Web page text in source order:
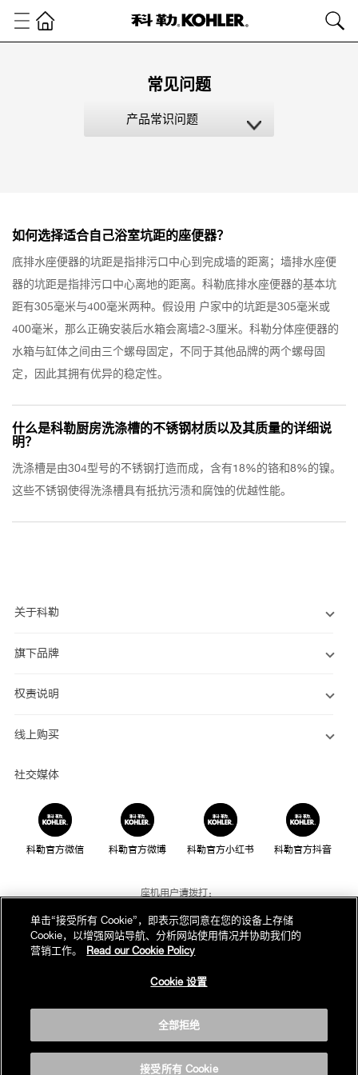
常见问题
产品常识问题
如何选择适合自己浴室坑距的座便器？
底排水座便器的坑距是指排污口中心到完成墙的距离；墙排水座便
器的坑距是指排污口中心离地的距离。科勒底排水座便器的基本坑
距有305毫米与400毫米两种。假设用 户家中的坑距是305毫米或
400毫米，那么正确安装后水箱会离墙2-3厘米。科勒分体座便器的
水箱与缸体之间由三个螺母固定，不同于其他品牌的两个螺母固
定，因此其拥有优异的稳定性。
什么是科勒厨房洗涤槽的不锈钢材质以及其质量的详细说
明？
洗涤槽是由304型号的不锈钢打造而成，含有18%的铬和8%的镍。
这些不锈钢使得洗涤槽具有抵抗污渍和腐蚀的优越性能。
关于科勒
旗下品牌
权责说明
线上购买
社交媒体
科勒官方微信 科勒官方微博 科勒官方小红书 科勒官方抖音
座机用户请拨打：
800-820-2628
手机用户请拨打：
400-820-2628
我们的电话服务时间为：
版权为科勒(中国)投资有限公司所有©2019
沪ICP备05026969号-1
单击“接受所有 Cookie”，即表示您同意在您的设备上存储
Cookie，以增强网站导航、分析网站使用情况并协助我们的
营销工作。
Read our Cookie Policy
Cookie 设置
全部拒绝
接受所有 Cookie